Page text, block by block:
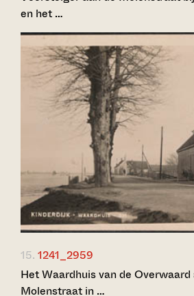
en het …
15. 1241_2959
Het Waardhuis van de Overwaard
Molenstraat in …